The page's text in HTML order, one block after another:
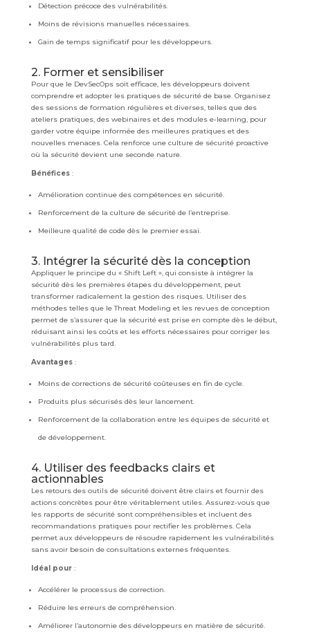
Détection précoce des vulnérabilités.
Moins de révisions manuelles nécessaires.
Gain de temps significatif pour les développeurs.
2. Former et sensibiliser
Pour que le DevSecOps soit efficace, les développeurs doivent
comprendre et adopter les pratiques de sécurité de base. Organisez
des sessions de formation régulières et diverses, telles que des
ateliers pratiques, des webinaires et des modules e-learning, pour
garder votre équipe informée des meilleures pratiques et des
nouvelles menaces. Cela renforce une culture de sécurité proactive
où la sécurité devient une seconde nature.
Bénéfices:
Amélioration continue des compétences en sécurité.
Renforcement de la culture de sécurité de l’entreprise.
Meilleure qualité de code dès le premier essai.
3. Intégrer la sécurité dès la conception
Appliquer le principe du « Shift Left », qui consiste à intégrer la
sécurité dès les premières étapes du développement, peut
transformer radicalement la gestion des risques. Utiliser des
méthodes telles que le Threat Modeling et les revues de conception
permet de s’assurer que la sécurité est prise en compte dès le début,
réduisant ainsi les coûts et les efforts nécessaires pour corriger les
vulnérabilités plus tard.
Avantages:
Moins de corrections de sécurité coûteuses en fin de cycle.
Produits plus sécurisés dès leur lancement.
Renforcement de la collaboration entre les équipes de sécurité et
de développement.
4. Utiliser des feedbacks clairs et
actionnables
Les retours des outils de sécurité doivent être clairs et fournir des
actions concrètes pour être véritablement utiles. Assurez-vous que
les rapports de sécurité sont compréhensibles et incluent des
recommandations pratiques pour rectifier les problèmes. Cela
permet aux développeurs de résoudre rapidement les vulnérabilités
sans avoir besoin de consultations externes fréquentes.
Idéal pour:
Accélérer le processus de correction.
Réduire les erreurs de compréhension.
Améliorer l’autonomie des développeurs en matière de sécurité.